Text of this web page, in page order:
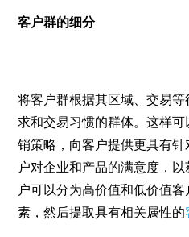
客户群的细分
将客户群根据其区域、交易
求和交易习惯的群体。这样
销策略，向客户提供更具有
户对企业和产品的满意度，
户可以分为高价值和低价值
素，然后提取具有相关属性的